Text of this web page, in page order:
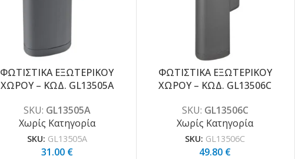
ΦΩΤΙΣΤΙΚΑ ΕΞΩΤΕΡΙΚΟΥ
ΧΩΡΟΥ – ΚΩΔ. GL13505A
SKU: GL13505A
Χωρίς Κατηγορία
SKU: GL13505A
31.00 €
ΦΩΤΙΣΤΙΚΑ ΕΞΩΤΕΡΙΚΟΥ
ΧΩΡΟΥ – ΚΩΔ. GL13506C
SKU: GL13506C
Χωρίς Κατηγορία
SKU: GL13506C
49.80 €